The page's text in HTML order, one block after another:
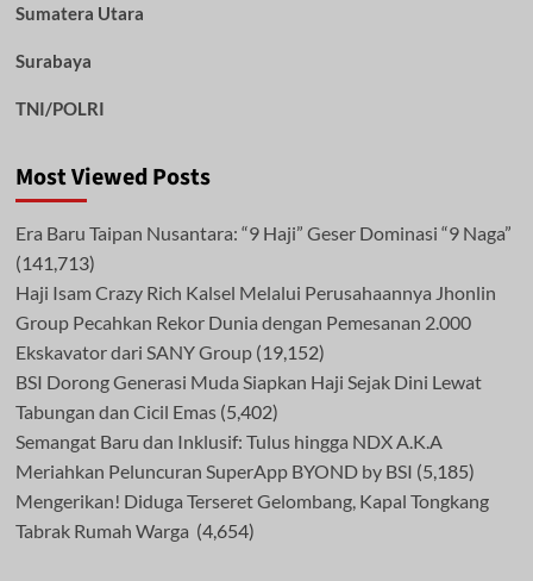
Sumatera Utara
Surabaya
TNI/POLRI
Most Viewed Posts
Era Baru Taipan Nusantara: “9 Haji” Geser Dominasi “9 Naga”
(141,713)
Haji Isam Crazy Rich Kalsel Melalui Perusahaannya Jhonlin
Group Pecahkan Rekor Dunia dengan Pemesanan 2.000
Ekskavator dari SANY Group (19,152)
BSI Dorong Generasi Muda Siapkan Haji Sejak Dini Lewat
Tabungan dan Cicil Emas (5,402)
Semangat Baru dan Inklusif: Tulus hingga NDX A.K.A
Meriahkan Peluncuran SuperApp BYOND by BSI (5,185)
Mengerikan! Diduga Terseret Gelombang, Kapal Tongkang
Tabrak Rumah Warga (4,654)